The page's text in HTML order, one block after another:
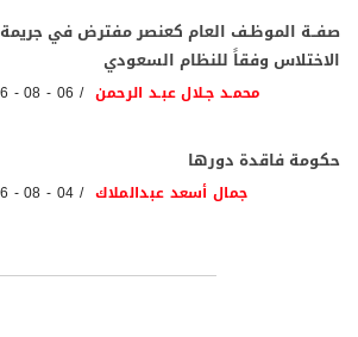
صفــة الموظـف العام كعنصر مفترض في جريمة
الاختلاس وفقاً للنظام السعودي
محمـد جـلال عبـد الرحمن 06 - 08 - 2026
حكومة فاقدة دورها
جمال أسعد عبدالملاك 04 - 08 - 2026